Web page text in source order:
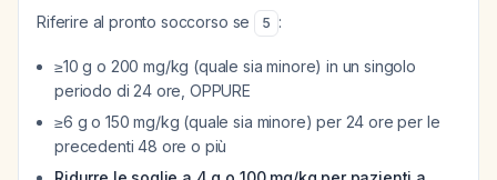
Riferire al pronto soccorso se 5 :
≥10 g o 200 mg/kg (quale sia minore) in un singolo
periodo di 24 ore, OPPURE
≥6 g o 150 mg/kg (quale sia minore) per 24 ore per le
precedenti 48 ore o più